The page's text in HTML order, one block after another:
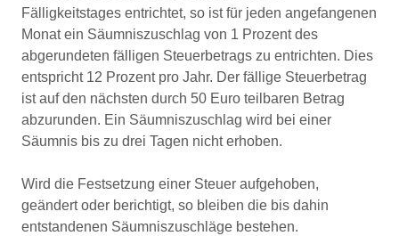
Fälligkeitstages entrichtet, so ist für jeden angefangenen
Monat ein Säumniszuschlag von 1 Prozent des
abgerundeten fälligen Steuerbetrags zu entrichten. Dies
entspricht 12 Prozent pro Jahr. Der fällige Steuerbetrag
ist auf den nächsten durch 50 Euro teilbaren Betrag
abzurunden. Ein Säumniszuschlag wird bei einer
Säumnis bis zu drei Tagen nicht erhoben.
Wird die Festsetzung einer Steuer aufgehoben,
geändert oder berichtigt, so bleiben die bis dahin
entstandenen Säumniszuschläge bestehen.